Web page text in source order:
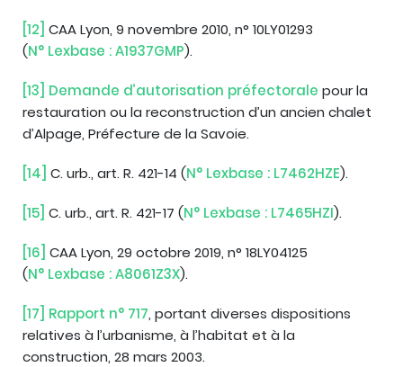
[12] CAA Lyon, 9 novembre 2010, n° 10LY01293
(N° Lexbase : A1937GMP).
[13] Demande d’autorisation préfectorale pour la
restauration ou la reconstruction d’un ancien chalet
d’Alpage, Préfecture de la Savoie.
[14] C. urb., art. R. 421-14 (N° Lexbase : L7462HZE).
[15] C. urb., art. R. 421-17 (N° Lexbase : L7465HZI).
[16] CAA Lyon, 29 octobre 2019, n° 18LY04125
(N° Lexbase : A8061Z3X).
[17] Rapport n° 717, portant diverses dispositions
relatives à l’urbanisme, à l’habitat et à la
construction, 28 mars 2003.